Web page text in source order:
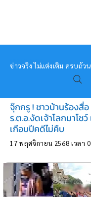
หมอข่าว
ข่าวจริง ไม่แต่งเติม ครบถ้
จุ๊กกรู ! ชาวบ้านร้องสื่
ร.ต.อ.งัดเจ้าโลกมาโช
เกือบปีคดีไม่คืบ
17 พฤศจิกายน 2568 เวลา